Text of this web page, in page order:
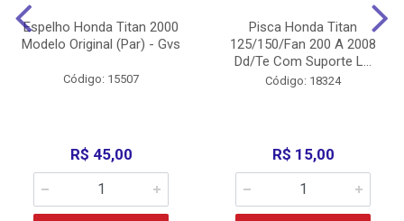
Espelho Honda Titan 2000
Modelo Original (Par) - Gvs
Código: 15507
R$ 45,00
Pisca Honda Titan
125/150/Fan 200 A 2008
Dd/Te Com Suporte L...
Código: 18324
R$ 15,00